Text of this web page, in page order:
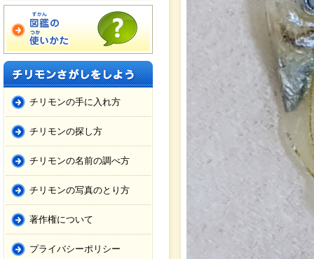
チリモンの手に入れ方
チリモンの探し方
チリモンの名前の調べ方
チリモンの写真のとり方
著作権について
プライバシーポリシー